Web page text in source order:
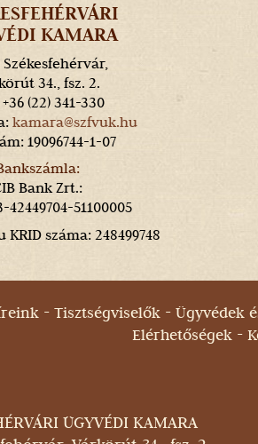
KAMARA
Székesfehérvár,
34., fsz. 2.
(22) 341-330
kamara@szfvuk.hu
19096744-1-07
Bank Zrt.:
42449704-51100005
száma: 248499748
Tisztségviselők
Ügyvédek
Elérhetőségek
ÜGYVÉDI KAMARA